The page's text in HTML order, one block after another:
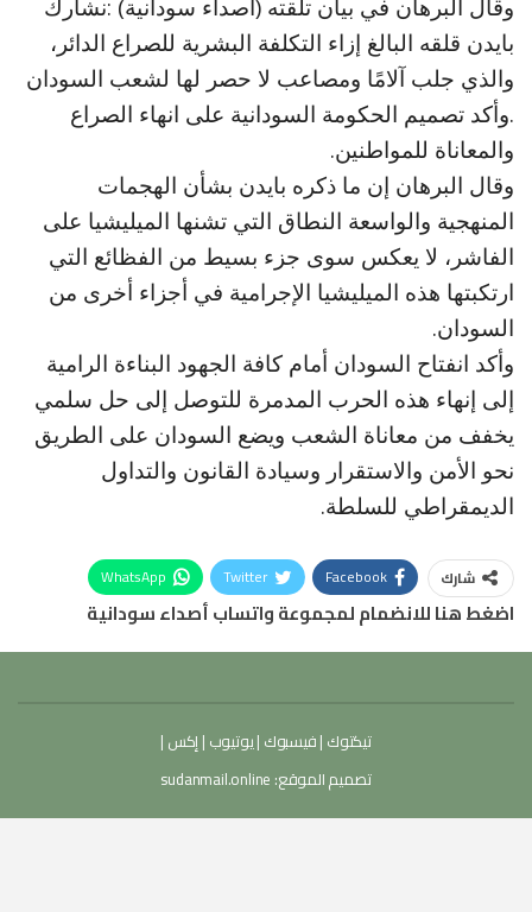
وقال البرهان في بيان تلقته (أصداء سودانية) :نشارك
بايدن قلقه البالغ إزاء التكلفة البشرية للصراع الدائر،
والذي جلب آلامًا ومصاعب لا حصر لها لشعب السودان
.وأكد تصميم الحكومة السودانية على انهاء الصراع
والمعاناة للمواطنين.
وقال البرهان إن ما ذكره بايدن بشأن الهجمات
المنهجية والواسعة النطاق التي تشنها الميليشيا على
الفاشر، لا يعكس سوى جزء بسيط من الفظائع التي
ارتكبتها هذه الميليشيا الإجرامية في أجزاء أخرى من
السودان.
وأكد انفتاح السودان أمام كافة الجهود البناءة الرامية
إلى إنهاء هذه الحرب المدمرة للتوصل إلى حل سلمي
يخفف من معاناة الشعب ويضع السودان على الطريق
نحو الأمن والاستقرار وسيادة القانون والتداول
الديمقراطي للسلطة.
شارك Facebook
Twitter
WhatsApp
اضغط هنا للانضمام لمجموعة واتساب أصداء سودانية
تيكتوك |فيسبوك |يوتيوب | إكس |
تصميم الموقع: sudanmail.online